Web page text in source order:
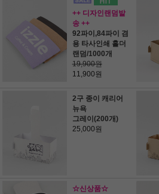
++ 디자인랜덤발
송 ++
92파이,84파이 겸
용 타사인쇄 홀더
랜덤/1000개
19,900원
11,900원
2구 종이 캐리어
뉴욕
그레이(200개)
25,000원
☆신상품☆